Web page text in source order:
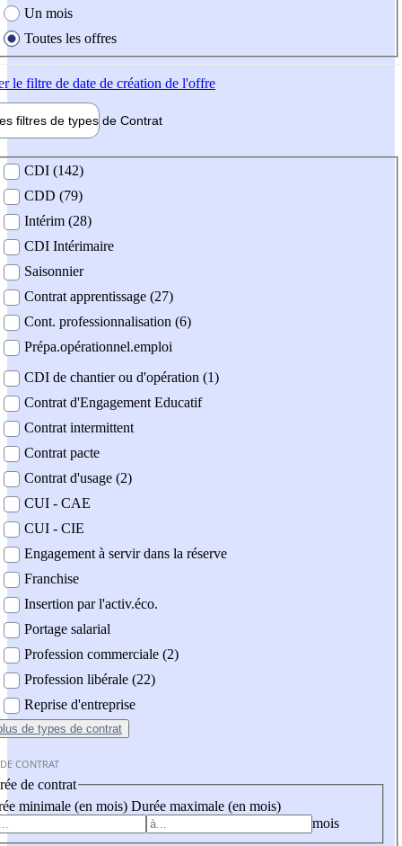
Un mois
Toutes les offres
le filtre de date de création de l'offre
filtres de types de Contrat
contrat
CDI (142)
CDD (79)
Intérim (28)
CDI Intérimaire
Saisonnier
Contrat apprentissage (27)
Cont. professionnalisation (6)
Prépa.opérationnel.emploi
CDI de chantier ou d'opération (1)
Contrat d'Engagement Educatif
Contrat intermittent
Contrat pacte
Contrat d'usage (2)
CUI - CAE
CUI - CIE
Engagement à servir dans la réserve
Franchise
Insertion par l'activ.éco.
Portage salarial
Profession commerciale (2)
Profession libérale (22)
Reprise d'entreprise
de types de contrat
CONTRAT
de contrat
minimale (en mois) Durée maximale (en mois)
mois